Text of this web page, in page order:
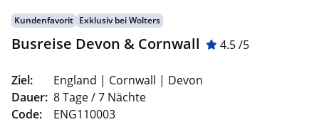
Kundenfavorit Exklusiv bei Wolters
Busreise Devon & Cornwall 4.5 /5
Ziel:
England | Cornwall | Devon
Dauer: 8 Tage / 7 Nächte
Code:
ENG110003